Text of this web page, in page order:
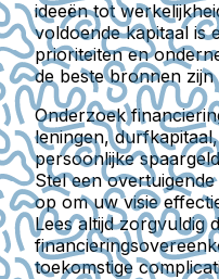
ideeën tot
voldoende kapitaal is
prioriteiten en
de beste bronnen
Onderzoek
leningen,
persoonlijke
Stel een
op om uw visie
Lees altijd zorgvuldig
toekomstige